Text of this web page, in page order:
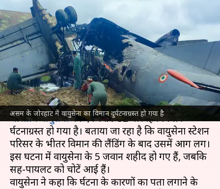
असम के जोरहाट में वायुसेना का विमान दुर्घटनाग्रस्त हो गया है
असम के जोरहाट में वायुसेना का
विमान दुर्घटनाग्रस्त; 5 जवान शहीद,
सह-पायलट घायल
लेखन आबिद खान Jun 13, 2026 02:56 pm
क्या है खबर?
असमके जोरहाट स्थित रौरिया वायुसेना स्टेशन पर
भारतीय वायुसेनाका एक AN-32 परिवहन विमान
दुर्घटनाग्रस्त हो गया है। बताया जा रहा है कि वायुसेना स्टेशन
परिसर के भीतर विमान की लैंडिंग के बाद उसमें आग लग।
इस घटना में वायुसेना के 5 जवान शहीद हो गए हैं, जबकि
सह-पायलट को चोटें आई हैं।
वायुसेना ने कहा कि दुर्घटना के कारणों का पता लगाने के